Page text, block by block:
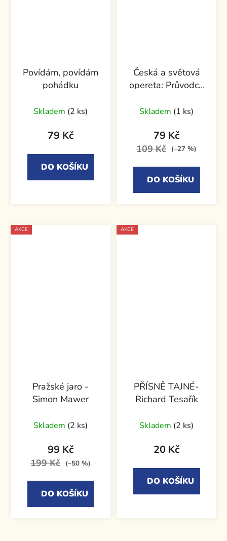
Povídám, povídám
pohádku
Skladem (2 ks)
79 Kč
DO KOŠÍKU
Česká a světová
opereta: Průvodce
Skladem (1 ks)
79 Kč
109 Kč (–27 %)
DO KOŠÍKU
AKCE
Pražské jaro -
Simon Mawer
Skladem (2 ks)
99 Kč
199 Kč (–50 %)
DO KOŠÍKU
AKCE
PŘÍSNĚ TAJNÉ-
Richard Tesařík
Skladem (2 ks)
20 Kč
DO KOŠÍKU